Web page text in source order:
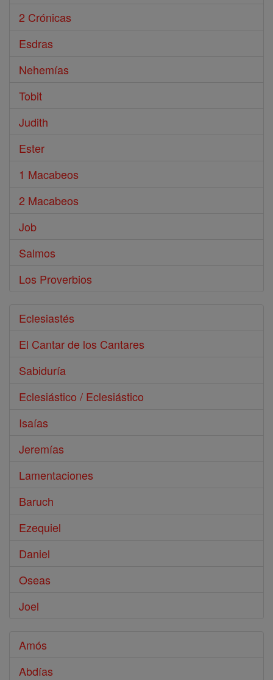
2 Crónicas
Esdras
Nehemías
Tobit
Judith
Ester
1 Macabeos
2 Macabeos
Job
Salmos
Los Proverbios
Eclesiastés
El Cantar de los Cantares
Sabiduría
Eclesiástico / Eclesiástico
Isaías
Jeremías
Lamentaciones
Baruch
Ezequiel
Daniel
Oseas
Joel
Amós
Abdías